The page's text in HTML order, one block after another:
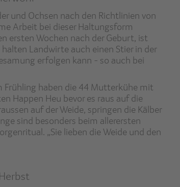
und Ochsen nach den Richtlinien von
Arbeit bei dieser Haltungsform
ersten Wochen nach der Geburt, ist
Landwirte auch einen Stier in der
erfolgen kann - so auch bei
Frühling haben die 44 Mutterkühe mit
Happen Heu bevor es raus auf die
auf der Weide, springen die Kälber
sind besonders beim allerersten
„Sie lieben die Weide und den